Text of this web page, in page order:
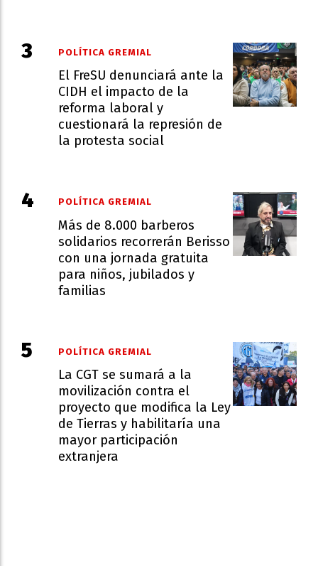
El FreSU denunciará ante la
CIDH el impacto de la
reforma laboral y
cuestionará la represión de
la protesta social
POLÍTICA GREMIAL
Más de 8.000 barberos
solidarios recorrerán Berisso
con una jornada gratuita
para niños, jubilados y
familias
POLÍTICA GREMIAL
La CGT se sumará a la
movilización contra el
proyecto que modifica la Ley
de Tierras y habilitaría una
mayor participación
extranjera
POLÍTICA GREMIAL